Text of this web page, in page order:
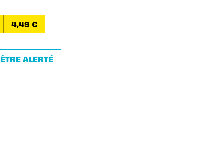
4,49 €
ÊTRE ALERTÉ